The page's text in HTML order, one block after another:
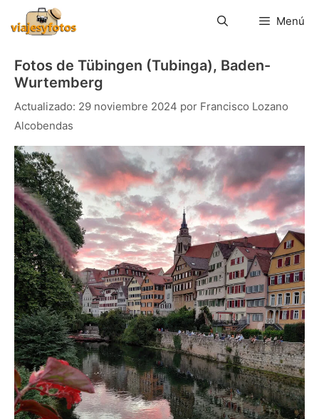
contenido
Menú
Fotos de Tübingen (Tubinga), Baden-
Wurtemberg
29 noviembre 2024 por Francisco Lozano
Alcobendas